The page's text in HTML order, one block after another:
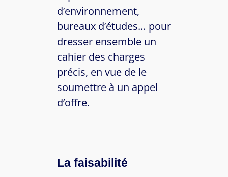
d’environnement,
bureaux d’études… pour
dresser ensemble un
cahier des charges
précis, en vue de le
soumettre à un appel
d’offre.
La faisabilité